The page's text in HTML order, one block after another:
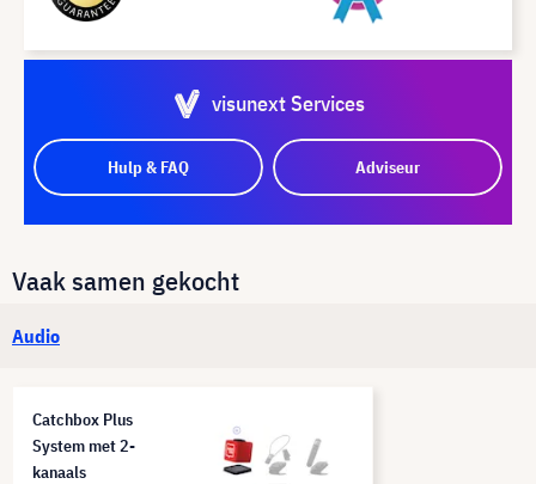
visunext Services
Hulp & FAQ Adviseur
Vaak samen gekocht
Audio
Catchbox Plus
System met 2-
kanaals